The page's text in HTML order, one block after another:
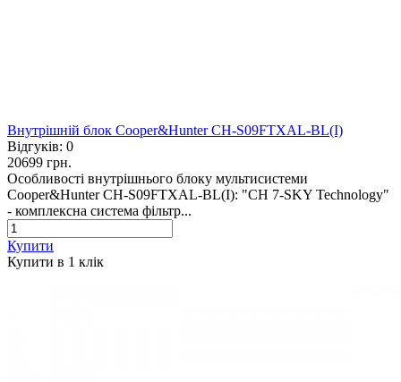
Внутрішній блок Cooper&Hunter CH-S09FTXAL-BL(I)
Відгуків: 0
20699 грн.
Особливості внутрішнього блоку мультисистеми
Cooper&Hunter CH-S09FTXAL-BL(I): "CH 7-SKY Technology"
- комплексна система фільтр...
Купити
Купити в 1 клiк